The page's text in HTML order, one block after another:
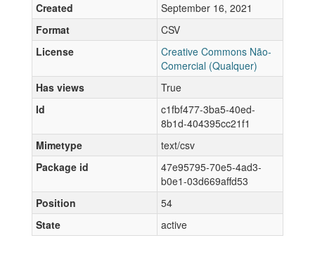
Created
September 16, 2021
Format
CSV
License
Creative Commons Não-
Comercial (Qualquer)
Has views
True
Id
c1fbf477-3ba5-40ed-
8b1d-404395cc21f1
Mimetype
text/csv
Package id
47e95795-70e5-4ad3-
b0e1-03d669affd53
Position
54
State
active